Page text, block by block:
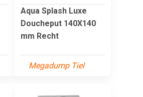
Aqua Splash Luxe
Doucheput 140X140
mm Recht
Megadump Tiel